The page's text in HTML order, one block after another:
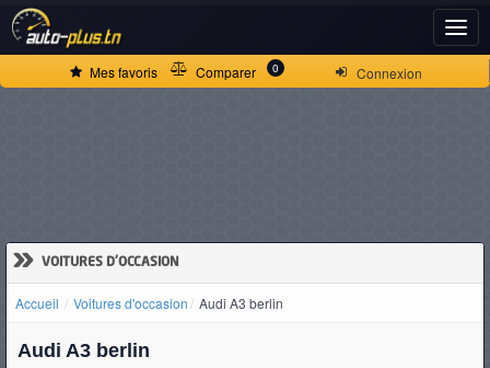
Connexion
Mes favoris Comparer 0
» VOITURES D'OCCASION
Accueil Voitures d'occasion Audi A3 berlin
Audi A3 berlin
ACCUEIL
D'OCCASION